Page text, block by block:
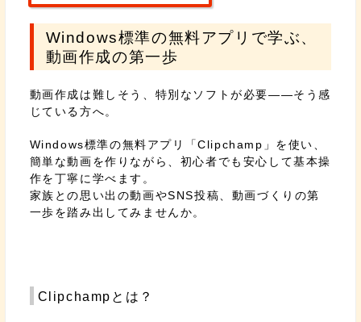
o
o
e
r
Windows標準の無料アプリで学ぶ、
動画作成の第一歩
動画作成は難しそう、特別なソフトが必要——そう感
じている方へ。
Windows標準の無料アプリ「Clipchamp」を使い、
簡単な動画を作りながら、初心者でも安心して基本操
作を丁寧に学べます。
家族との思い出の動画やSNS投稿、動画づくりの第
一歩を踏み出してみませんか。
Clipchampとは？